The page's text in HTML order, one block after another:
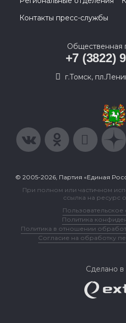
Контакты пресс-службы
Общественная
+7 (3822)
г.Томск,
© 2005-2026, Партия «Единая
При полном или частичном
ссылка на ресурс
Политика
Политика в отношении
Согласие на обработку
Сделано в